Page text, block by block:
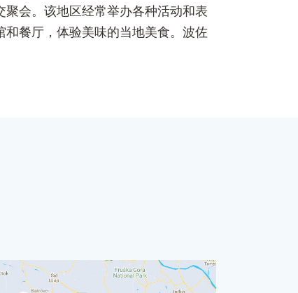
会。该地区经常举办各种活动和表
餐厅，体验美味的当地美食。波佐